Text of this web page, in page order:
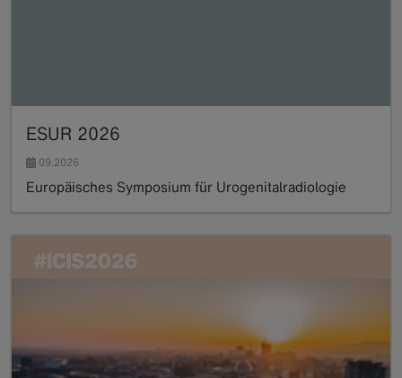
ESUR 2026
09.2026
Europäisches Symposium für Urogenitalradiologie